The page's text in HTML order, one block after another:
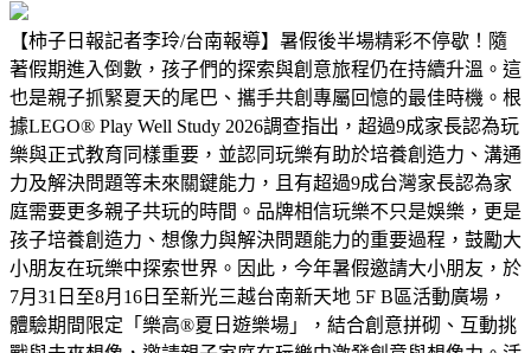
【柿子日報記者李玲/台南報導】暑假後半場精彩不停歇！隨
著假期進入倒數，孩子們的探索與創意旅程仍在持續升溫。這
也是親子抓緊夏天的尾巴、攜手共創專屬回憶的最佳時機。根
據LEGO® Play Well Study 2026調查指出，超過9成家長認為玩
樂與正式教育同樣重要，並認同玩樂有助於培養創造力、溝通
力及解決問題等未來關鍵能力，且有超過9成台灣家長認為家
庭需要更多親子共玩的時間。品牌相信玩樂不只是娛樂，更是
孩子培養創造力、想像力與解決問題能力的重要過程，鼓勵大
小朋友在玩樂中探索世界。因此，今年暑假邀請大小朋友，於
7月31日至8月16日至新光三越台南新天地 5F B區活動廣場，
體驗期間限定「樂高®夏日遊樂場」，結合創意拼砌、互動挑